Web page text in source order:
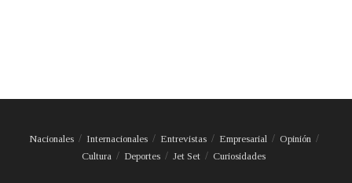
Nacionales Internacionales Entrevistas Empresarial
Opinión
Cultura
Deportes Jet Set Curiosidades